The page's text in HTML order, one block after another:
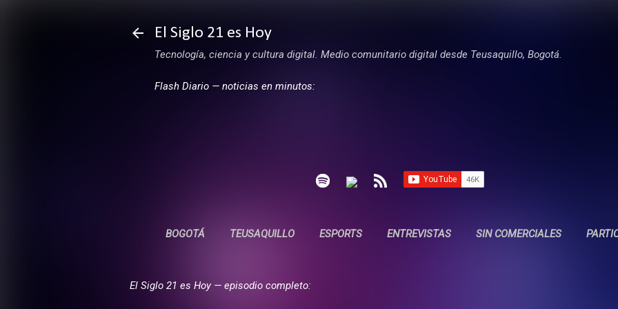
El Siglo 21 es Hoy
Tecnología, ciencia y cultura digital. Medio comunitario digital desde Teusaquillo, Bogotá.
Flash Diario — noticias en minutos:
BOGOTÁ TEUSAQUILLO ESPORTS ENTREVISTAS SIN COMERCIALES
El Siglo 21 es Hoy — episodio completo: